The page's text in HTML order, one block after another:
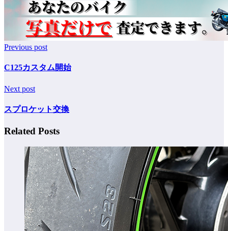
Previous post
C125カスタム開始
Next post
スプロケット交換
Related Posts